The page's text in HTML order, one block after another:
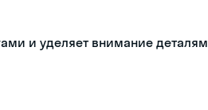
и уделяет внимание деталям